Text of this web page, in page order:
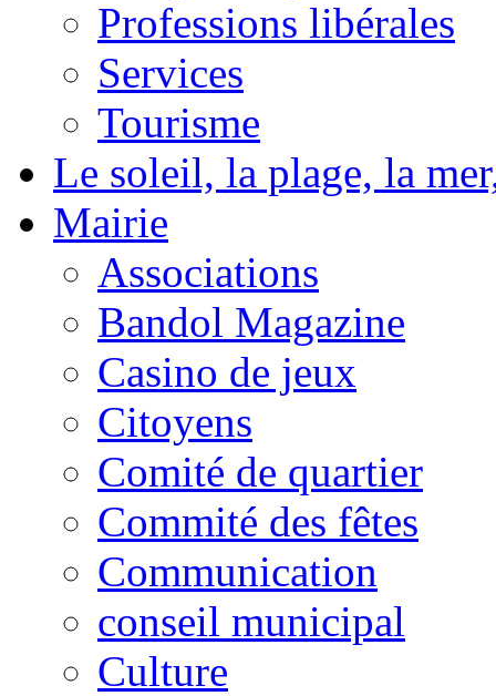
Professions libérales
Services
Tourisme
Le soleil, la plage, la
Mairie
Associations
Bandol Magazine
Casino de jeux
Citoyens
Comité de quartier
Commité des fêtes
Communication
conseil municipal
Culture